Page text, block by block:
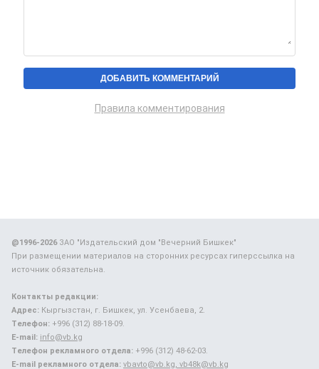
Правила комментирования
@1996-2026ЗАО "Издательский дом "Вечерний Бишкек"
При размещении материалов на сторонних ресурсах гиперссылка на
источник обязательна.
Контакты редакции:
Адрес: Кыргызстан, г. Бишкек, ул. Усенбаева, 2.
Телефон: +996 (312) 88-18-09.
E-mail: info@vb.kg
Телефон рекламного отдела: +996 (312) 48-62-03.
E-mail рекламного отдела: vbavto@vb.kg, vb48k@vb.kg